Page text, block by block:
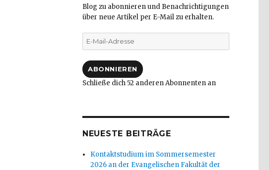
Blog zu abonnieren und Benachrichtigungen
über neue Artikel per E-Mail zu erhalten.
E-
Mail-
ABONNIEREN
Schließe dich 52 anderen Abonnenten an
NEUESTE BEITRÄGE
Kontaktstudium im Sommersemester
2026 an der Evangelischen Fakultät der